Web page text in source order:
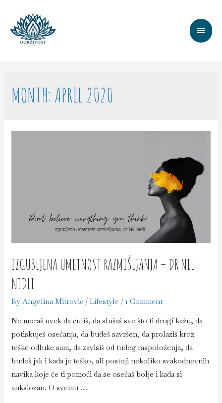
MONTH:APRIL 2020
IZGUBLJENA UMETNOST RAZMIŠLJANJA – DR NIL
NIDLI
By Angelina Mitrovic /Lifestyle /1 Comment
Ne moraš uvek da ćutiš, da slušaš sve što ti drugi kažu, da
potiskuješ osećanja, da budeš savršen, da prolaziš kroz
teške odluke sam, da zavisiš od tuđeg raspoloženja, da
budeš jak i kada je teško, ali postoji nekoliko svakodnevnih
navika koje će ti pomoći da se osećaš bolje i kada si
anksiozan. O svemu …